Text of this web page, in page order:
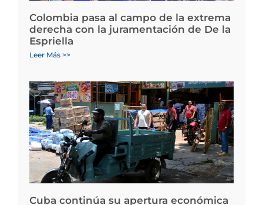
Colombia pasa al campo de la extrema
derecha con la juramentación de De la
Espriella
Leer Más >>
Cuba continúa su apertura económica